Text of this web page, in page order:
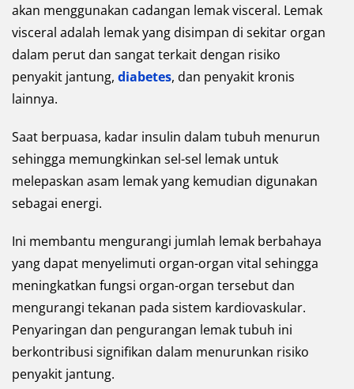
akan menggunakan cadangan lemak visceral. Lemak
visceral adalah lemak yang disimpan di sekitar organ
dalam perut dan sangat terkait dengan risiko
penyakit jantung, diabetes, dan penyakit kronis
lainnya.
Saat berpuasa, kadar insulin dalam tubuh menurun
sehingga memungkinkan sel-sel lemak untuk
melepaskan asam lemak yang kemudian digunakan
sebagai energi.
Ini membantu mengurangi jumlah lemak berbahaya
yang dapat menyelimuti organ-organ vital sehingga
meningkatkan fungsi organ-organ tersebut dan
mengurangi tekanan pada sistem kardiovaskular.
Penyaringan dan pengurangan lemak tubuh ini
berkontribusi signifikan dalam menurunkan risiko
penyakit jantung.